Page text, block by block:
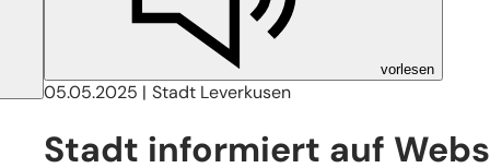
vorlesen
05.05.2025 Stadt Leverkusen
Stadt informiert auf